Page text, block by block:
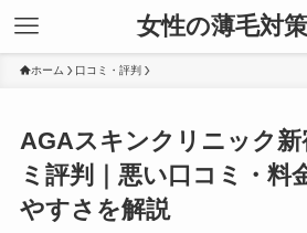
女性の薄毛対
ホーム 口コミ・評判
AGAスキンクリニック新
ミ評判｜悪い口コミ・料
やすさを解説